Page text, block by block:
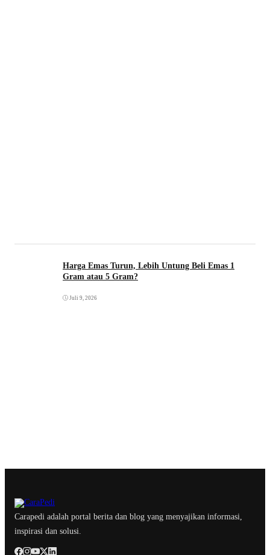
Harga Emas Turun, Lebih Untung Beli Emas 1
Gram atau 5 Gram?
Juli 9, 2026
Carapedi adalah portal berita dan blog yang menyajikan informasi,
inspirasi dan solusi.